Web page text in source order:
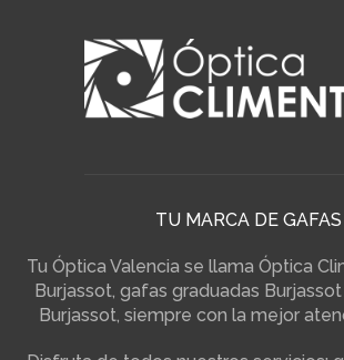
TU MARCA DE GAFAS
Tu Óptica Valencia se llama Óptica
Burjassot, gafas graduadas
Burjassot, siempre con la mejor